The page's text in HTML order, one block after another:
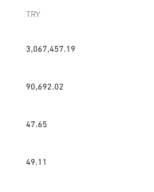
TRY
3,067,457.19
90,692.02
47.65
49.11